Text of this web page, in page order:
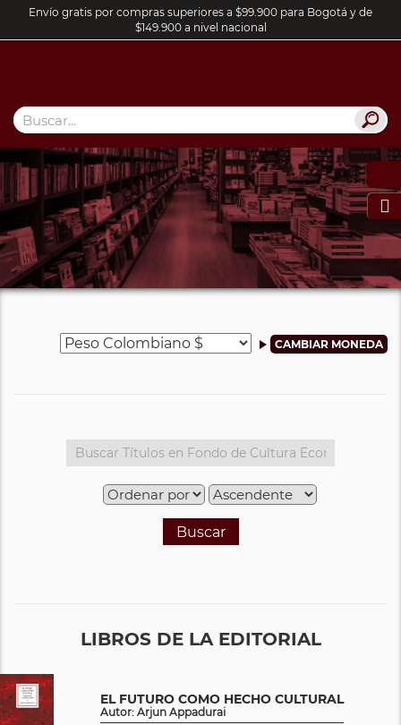
Envío gratis por compras superiores a $99.900 para Bogotá y de
$149.900 a nivel nacional

Buscar
LIBROS DE LA EDITORIAL
EL FUTURO COMO HECHO CULTURAL
Autor: Arjun Appadurai